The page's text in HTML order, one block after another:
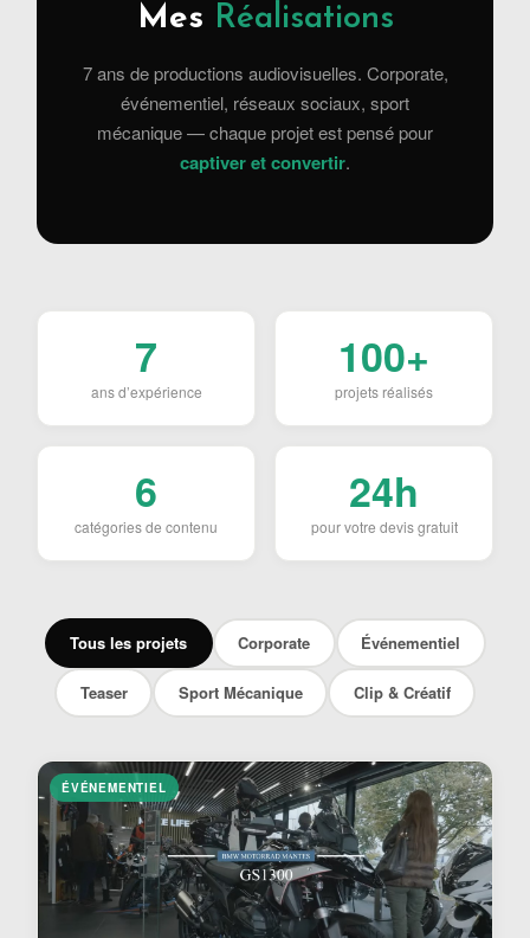
Mes Réalisations
7 ans de productions audiovisuelles. Corporate,
événementiel, réseaux sociaux, sport
mécanique — chaque projet est pensé pour
captiver et convertir.
7
ans d’expérience
100+
projets réalisés
6
catégories de contenu
24h
pour votre devis gratuit
Tous les projets Corporate Événementiel
Teaser Sport Mécanique Clip & Créatif
ÉVÉNEMENTIEL